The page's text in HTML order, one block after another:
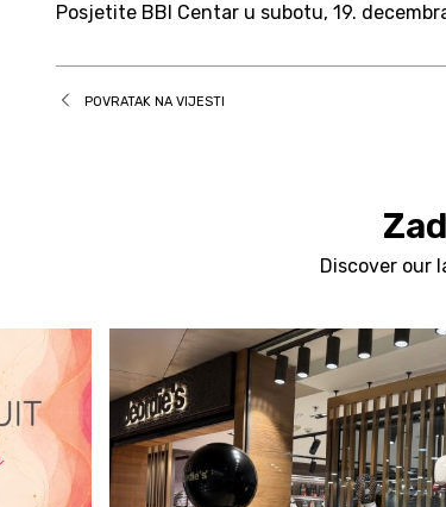
Posjetite BBI Centar u subotu, 19.
POVRATAK NA VIJESTI
Discover our